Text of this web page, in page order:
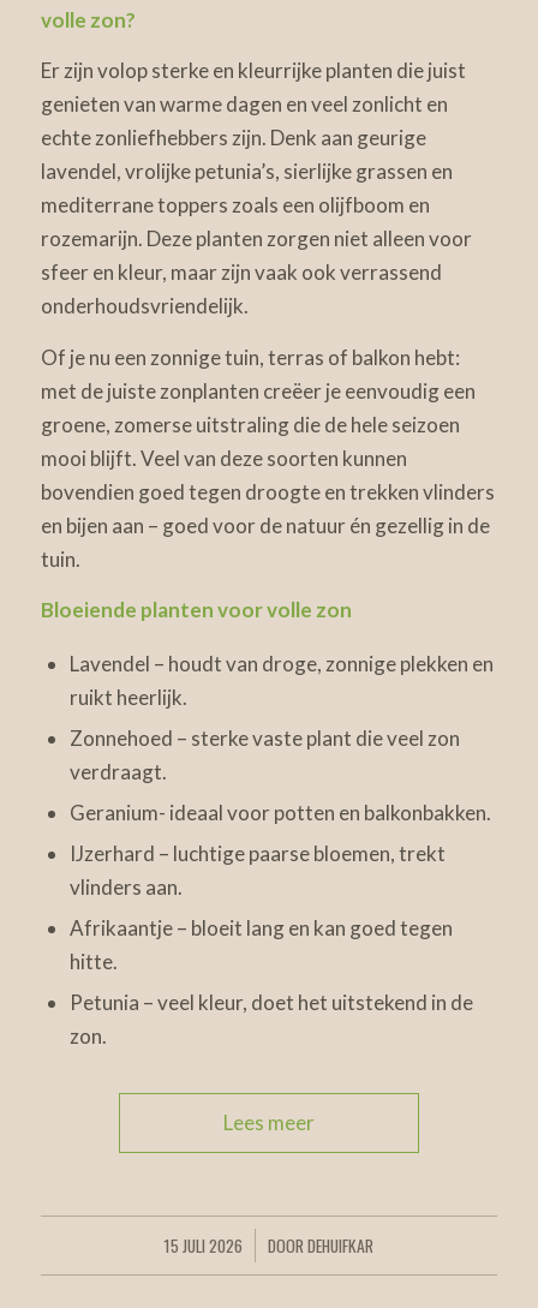
volle zon?
Er zijn volop sterke en kleurrijke planten die juist
genieten van warme dagen en veel zonlicht en
echte zonliefhebbers zijn. Denk aan geurige
lavendel, vrolijke petunia’s, sierlijke grassen en
mediterrane toppers zoals een olijfboom en
rozemarijn. Deze planten zorgen niet alleen voor
sfeer en kleur, maar zijn vaak ook verrassend
onderhoudsvriendelijk.
Of je nu een zonnige tuin, terras of balkon hebt:
met de juiste zonplanten creëer je eenvoudig een
groene, zomerse uitstraling die de hele seizoen
mooi blijft. Veel van deze soorten kunnen
bovendien goed tegen droogte en trekken vlinders
en bijen aan – goed voor de natuur én gezellig in de
tuin.
Bloeiende planten voor volle zon
Lavendel – houdt van droge, zonnige plekken en
ruikt heerlijk.
Zonnehoed – sterke vaste plant die veel zon
verdraagt.
Geranium- ideaal voor potten en balkonbakken.
IJzerhard – luchtige paarse bloemen, trekt
vlinders aan.
Afrikaantje – bloeit lang en kan goed tegen
hitte.
Petunia – veel kleur, doet het uitstekend in de
zon.
Lees meer
15 JULI 2026
/ DOORDEHUIFKAR